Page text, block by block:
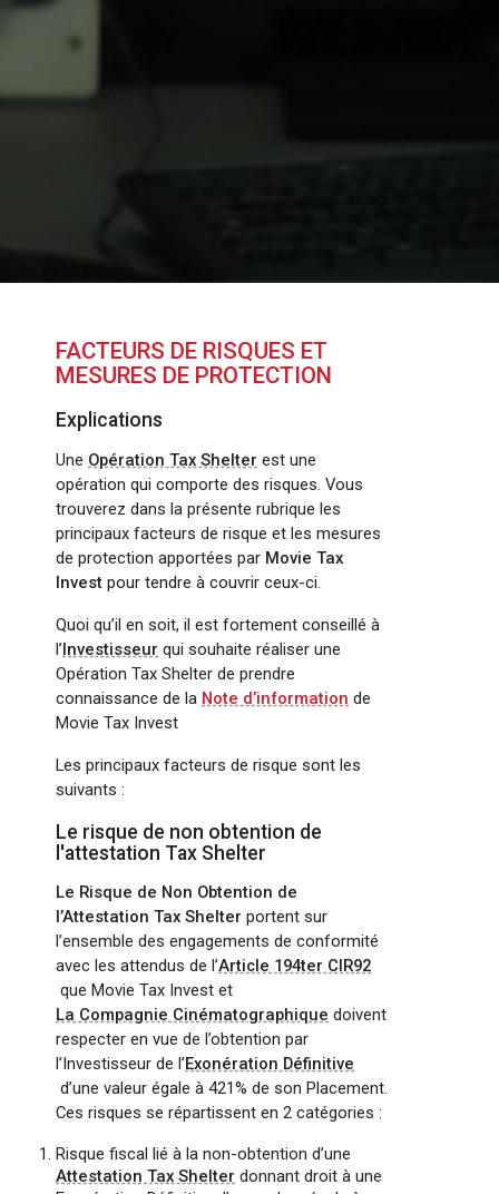
FACTEURS DE RISQUES ET
MESURES DE PROTECTION
Explications
Une Opération Tax Shelter est une
opération qui comporte des risques. Vous
trouverez dans la présente rubrique les
principaux facteurs de risque et les mesures
de protection apportées par Movie Tax
Invest pour tendre à couvrir ceux-ci.
Quoi qu’il en soit, il est fortement conseillé à
l’Investisseur qui souhaite réaliser une
Opération Tax Shelter de prendre
connaissance de la Note d’information de
Movie Tax Invest
Les principaux facteurs de risque sont les
suivants :
Le risque de non obtention de
l'attestation Tax Shelter
Le Risque de Non Obtention de
l’Attestation Tax Shelter portent sur
l’ensemble des engagements de conformité
avec les attendus de l’Article 194ter CIR92
que Movie Tax Invest et
La Compagnie Cinématographique doivent
respecter en vue de l’obtention par
l’Investisseur de l’Exonération Définitive
d’une valeur égale à 421% de son Placement.
Ces risques se répartissent en 2 catégories :
Risque fiscal lié à la non-obtention d’une
Attestation Tax Shelter donnant droit à une